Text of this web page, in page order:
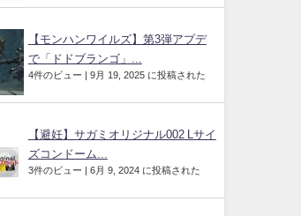
【モンハンワイルズ】第3弾アプデ
で「ドドブランゴ」...
4件のビュー | 9月 19, 2025 に投稿された
【避妊】サガミオリジナル002 Lサイ
ズコンドーム...
3件のビュー | 6月 9, 2024 に投稿された